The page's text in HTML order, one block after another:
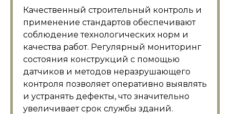
Качественный строительный контроль и
применение стандартов обеспечивают
соблюдение технологических норм и
качества работ. Регулярный мониторинг
состояния конструкций с помощью
датчиков и методов неразрушающего
контроля позволяет оперативно выявлять
и устранять дефекты, что значительно
увеличивает срок службы зданий.